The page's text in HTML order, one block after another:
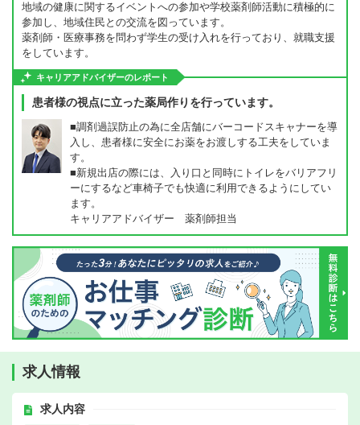
地域の健康に関するイベントへの参加や学校薬剤師活動に積極的に
参加し、地域住民との交流を図っています。
薬剤師・医療事務を問わず学生の受け入れを行っており、就職支援
をしています。
キャリアアドバイザーのレポート
患者様の視点に立った薬局作りを行っています。
■調剤過誤防止の為に全店舗にバーコードスキャナーを導
入し、患者様に安全にお薬をお渡しする工夫をしていま
す。
■新規出店の際には、入り口と同時にトイレをバリアフリ
ーにするなど車椅子でも快適に利用できるようにしてい
ます。
キャリアアドバイザー 薬剤師担当
求人情報
求人内容